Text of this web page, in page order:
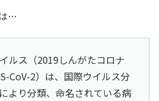
…
ルス（2019しんがたコロナ
CoV-2）は、国際ウイルス分
より分類、命名されている病